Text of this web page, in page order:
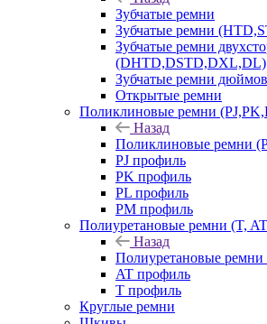
Зубчатые ремни
Зубчатые ремни
Зубчатые ремни
(DHTD,DSTD,DXL,DL)
Зубчатые ремни
Открытые ремни
Поликлиновые ремни
Назад
Поликлиновые ремни
PJ профиль
PK профиль
PL профиль
PM профиль
Полиуретановые ремни (T,
Назад
Полиуретановые ремни
AT профиль
T профиль
Круглые ремни